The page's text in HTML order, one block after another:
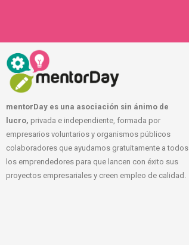
mentorDay es una asociación sin ánimo de
lucro, privada e independiente, formada por
empresarios voluntarios y organismos públicos
colaboradores que ayudamos gratuitamente a todos
los emprendedores para que lancen con éxito sus
proyectos empresariales y creen empleo de calidad.